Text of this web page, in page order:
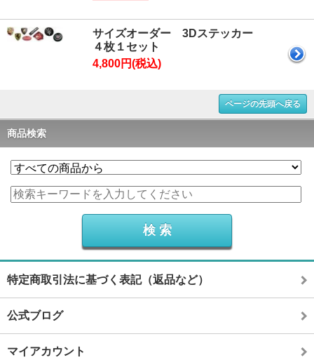
サイズオーダー 3Dステッカー
４枚１セット
4,800円(税込)
ページの先頭へ戻る
商品検索
特定商取引法に基づく表記（返品など）
公式ブログ
マイアカウント